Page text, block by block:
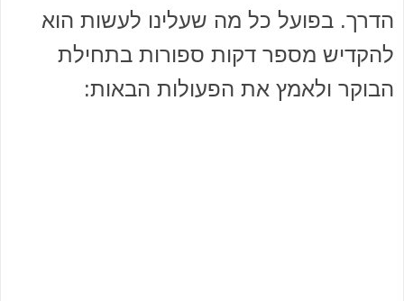
הדרך. בפועל כל מה שעלינו לעשות הוא
להקדיש מספר דקות ספורות בתחילת
הבוקר ולאמץ את הפעולות הבאות: